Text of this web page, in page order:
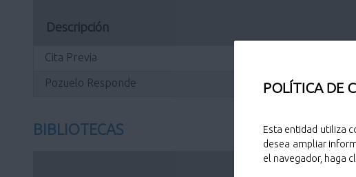
POLÍTICA DE
Esta entidad utiliza
desea ampliar
el navegador, haga
Descripción
Cita Previa
Pozuelo Responde
BIBLIOTECAS